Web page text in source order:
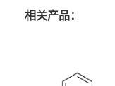
相关产品：